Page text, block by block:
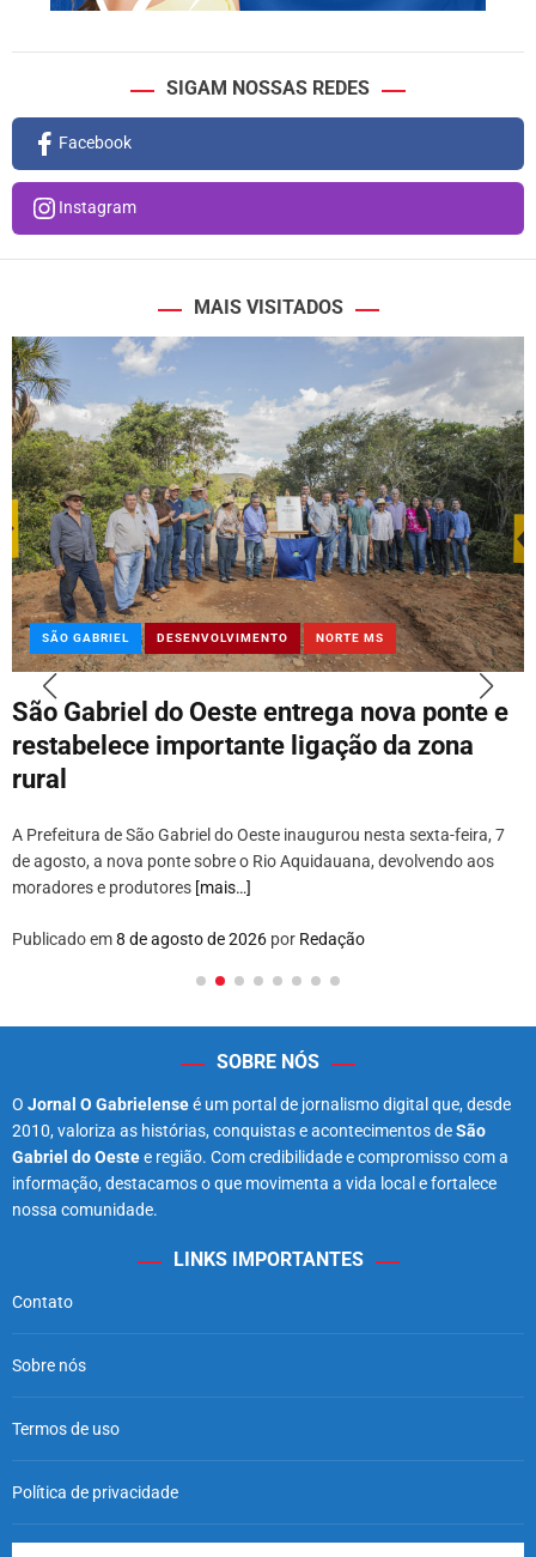
SIGAM NOSSAS REDES
Facebook
Instagram
MAIS VISITADOS
SÃO GABRIEL DESENVOLVIMENTO NORTE MS
São Gabriel do Oeste entrega nova ponte e
restabelece importante ligação da zona
rural
A Prefeitura de São Gabriel do Oeste inaugurou nesta sexta-feira, 7
de agosto, a nova ponte sobre o Rio Aquidauana, devolvendo aos
moradores e produtores [mais…]
Publicado em8 de agosto de 2026 por Redação
SOBRE NÓS
O Jornal O Gabrielenseé um portal de jornalismo digital que, desde
2010, valoriza as histórias, conquistas e acontecimentos deSão
Gabriel do Oestee região. Com credibilidade e compromisso com a
informação, destacamos o que movimenta a vida local e fortalece
nossa comunidade.
LINKS IMPORTANTES
Contato
Sobre nós
Termos de uso
Política de privacidade